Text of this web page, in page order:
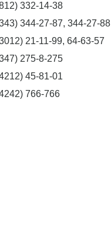
332-14-38
344-27-87, 344-27-88
21-11-99, 64-63-57
275-8-275
45-81-01
766-766